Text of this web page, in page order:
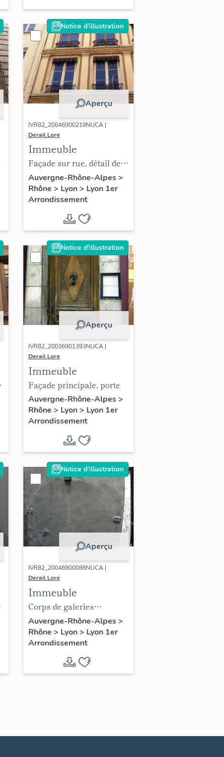
Notice d'illustration
Aperçu
IVR82_20046900219NUCA |
Derail Lore
Immeuble
Façade sur rue, détail des
3 derniers niveaux
Auvergne-Rhône-Alpes>
Rhône > Lyon> Lyon 1er
Arrondissement
Notice d'illustration
Aperçu
IVR82_20036901393NUCA |
Derail Lore
Immeuble
Façade principale, porte
Auvergne-Rhône-Alpes>
Rhône > Lyon> Lyon 1er
Arrondissement
Notice d'illustration
Aperçu
IVR82_20046900088NUCA |
Derail Lore
Immeuble
Corps de galeries
séparant les deux cours,
vue d'un arc murée depuis
l'escalier
Auvergne-Rhône-Alpes>
Rhône > Lyon> Lyon 1er
Arrondissement